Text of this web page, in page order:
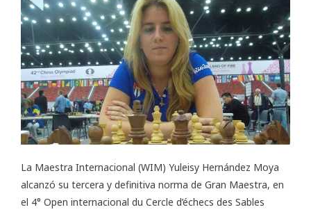
La Maestra Internacional (WIM) Yuleisy Hernández Moya
alcanzó su tercera y definitiva norma de Gran Maestra, en
el 4° Open internacional du Cercle d’échecs des Sables